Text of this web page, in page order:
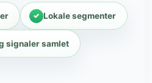
Lokale segmenter
signaler samlet